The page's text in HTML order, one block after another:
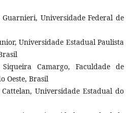
Universidade Federal de
Universidade Estadual Paulista
Camargo, Faculdade de
Oeste, Brasil
Universidade Estadual do